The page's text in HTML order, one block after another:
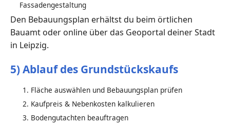
Fassadengestaltung
Den Bebauungsplan erhältst du beim örtlichen
Bauamt oder online über das Geoportal deiner Stadt
in Leipzig.
5) Ablauf des Grundstückskaufs
Fläche auswählen und Bebauungsplan prüfen
Kaufpreis & Nebenkosten kalkulieren
Bodengutachten beauftragen